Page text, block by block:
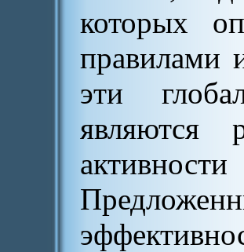
которых
правилами
эти
являются